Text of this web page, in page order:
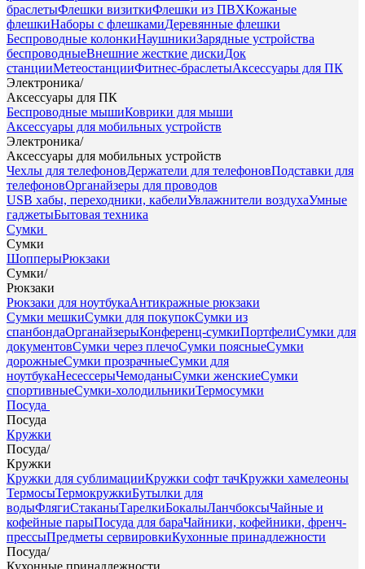
браслетыФлешки визиткиФлешки из ПВХКожаные
флешкиНаборы с флешкамиДеревянные флешки
Беспроводные колонкиНаушникиЗарядные устройства
беспроводныеВнешние жесткие дискиДок
станцииМетеостанцииФитнес-браслетыАксессуары для ПК
Электроника/
Аксессуары для ПК
Беспроводные мышиКоврики для мыши
Аксессуары для мобильных устройств
Электроника/
Аксессуары для мобильных устройств
Чехлы для телефоновДержатели для телефоновПодставки для
телефоновОрганайзеры для проводов
USB хабы, переходники, кабелиУвлажнители воздухаУмные
гаджетыБытовая техника
Сумки
Сумки
ШопперыРюкзаки
Сумки/
Рюкзаки
Рюкзаки для ноутбукаАнтикражные рюкзаки
Сумки мешкиСумки для покупокСумки из
спанбондаОрганайзерыКонференц-сумкиПортфелиСумки для
документовСумки через плечоСумки поясныеСумки
дорожныеСумки прозрачныеСумки для
ноутбукаНесессерыЧемоданыСумки женскиеСумки
спортивныеСумки-холодильникиТермосумки
Посуда
Посуда
Кружки
Посуда/
Кружки
Кружки для сублимацииКружки софт тачКружки хамелеоны
ТермосыТермокружкиБутылки для
водыФлягиСтаканыТарелкиБокалыЛанчбоксыЧайные и
кофейные парыПосуда для бараЧайники, кофейники, френч-
прессыПредметы сервировкиКухонные принадлежности
Посуда/
Кухонные принадлежности